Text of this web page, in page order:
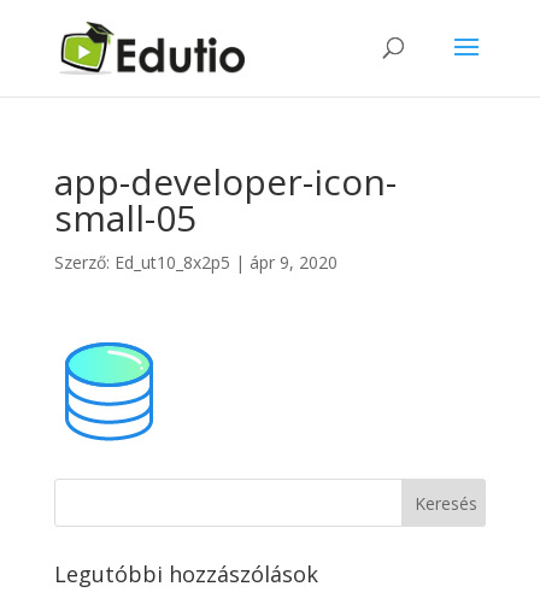
app-developer-icon-
small-05
Szerző: Ed_ut10_8x2p5 | ápr 9, 2020
Legutóbbi hozzászólások